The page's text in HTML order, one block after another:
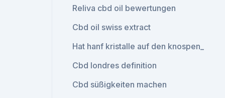
Reliva cbd oil bewertungen
Cbd oil swiss extract
Hat hanf kristalle auf den knospen_
Cbd londres definition
Cbd süßigkeiten machen